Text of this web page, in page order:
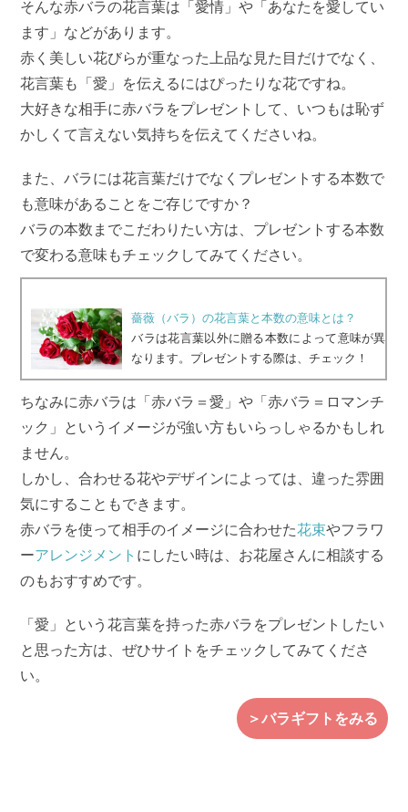
そんな赤バラの花言葉は「愛情」や「あなたを愛してい
ます」などがあります。
赤く美しい花びらが重なった上品な見た目だけでなく、
花言葉も「愛」を伝えるにはぴったりな花ですね。
大好きな相手に赤バラをプレゼントして、いつもは恥ず
かしくて言えない気持ちを伝えてくださいね。
また、バラには花言葉だけでなくプレゼントする本数で
も意味があることをご存じですか？
バラの本数までこだわりたい方は、プレゼントする本数
で変わる意味もチェックしてみてください。
薔薇（バラ）の花言葉と本数の意味とは？
バラは花言葉以外に贈る本数によって意味が異
なります。プレゼントする際は、チェック！
ちなみに赤バラは「赤バラ＝愛」や「赤バラ＝ロマンチ
ック」というイメージが強い方もいらっしゃるかもしれ
ません。
しかし、合わせる花やデザインによっては、違った雰囲
気にすることもできます。
赤バラを使って相手のイメージに合わせた花束やフラワ
ーアレンジメント にしたい時は、お花屋さんに相談する
のもおすすめです。
「愛」という花言葉を持った赤バラをプレゼントしたい
と思った方は、ぜひサイトをチェックしてみてくださ
い。
＞バラギフトをみる